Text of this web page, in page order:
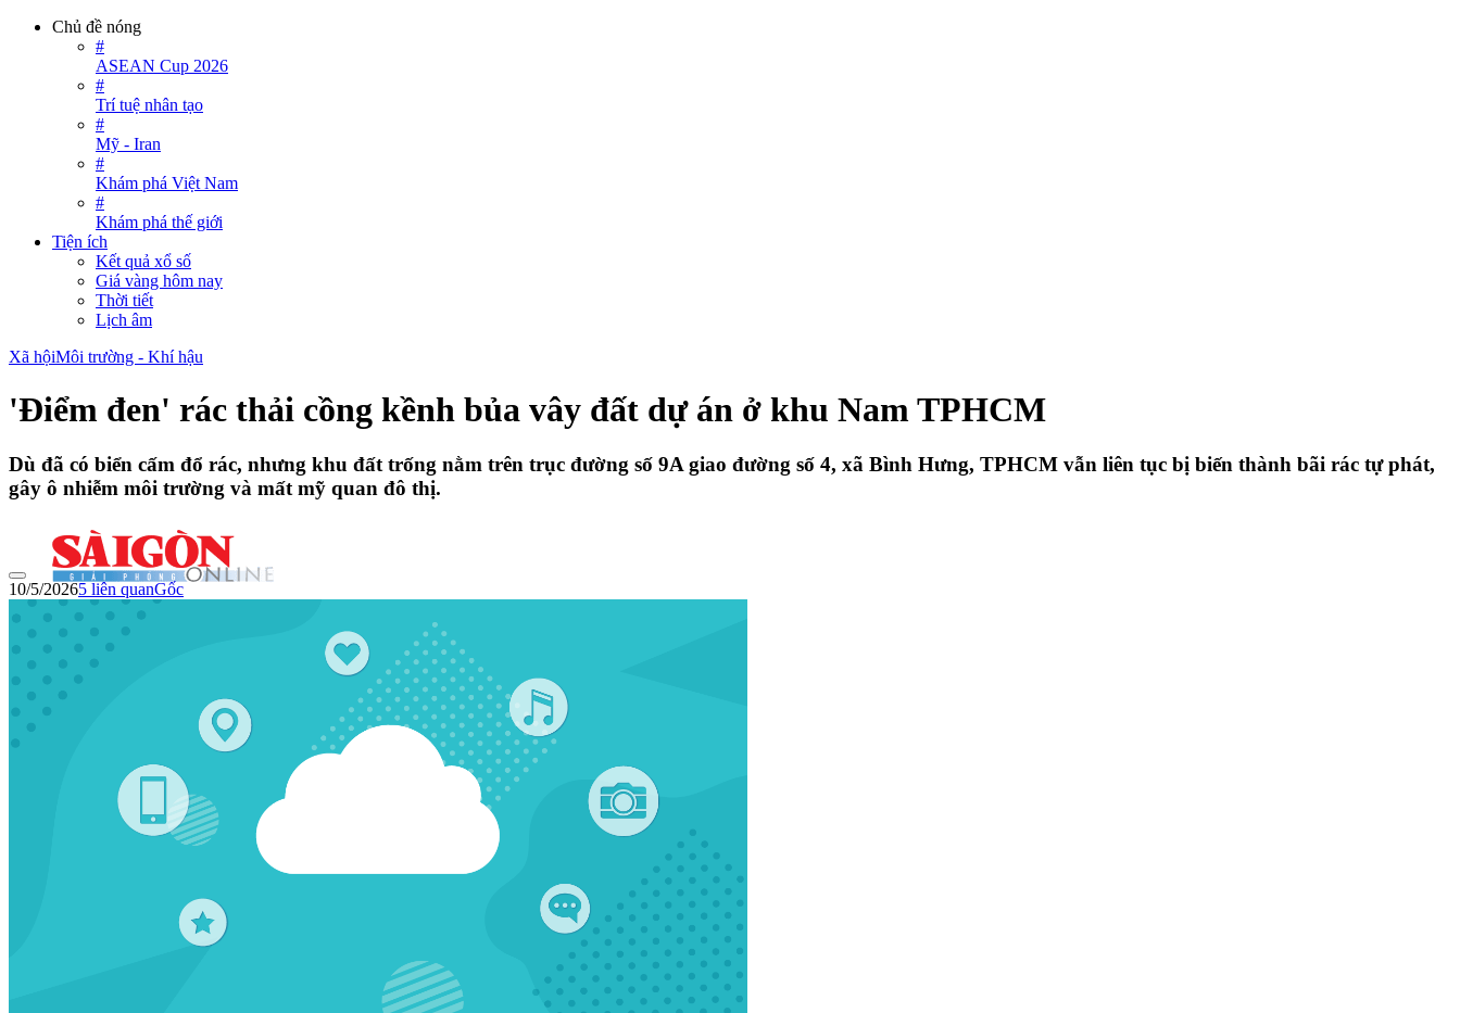
Chủ đề nóng
#
ASEAN Cup 2026
#
Trí tuệ nhân tạo
#
Mỹ - Iran
#
Khám phá Việt Nam
#
Khám phá thế giới
Tiện ích
Kết quả xổ số
Giá vàng hôm nay
Thời tiết
Lịch âm
Xã hộiMôi trường - Khí hậu
'Điểm đen' rác thải cồng kềnh bủa vây đất dự án ở khu Nam TPHCM
Dù đã có biển cấm đổ rác, nhưng khu đất trống nằm trên trục đường số 9A giao đường số 4, xã Bình Hưng, TPHCM vẫn liên tục bị biến thành bãi rác tự phát,
gây ô nhiễm môi trường và mất mỹ quan đô thị.
10/5/20265 liên quanGốc